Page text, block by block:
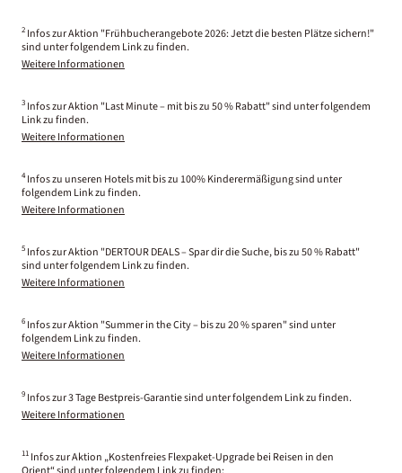
2 Infos zur Aktion "Frühbucherangebote 2026: Jetzt die besten Plätze sichern!"
sind unter folgendem Link zu finden.
Weitere Informationen
3 Infos zur Aktion "Last Minute – mit bis zu 50 % Rabatt" sind unter folgendem
Link zu finden.
Weitere Informationen
4 Infos zu unseren Hotels mit bis zu 100% Kinderermäßigung sind unter
folgendem Link zu finden.
Weitere Informationen
5 Infos zur Aktion "DERTOUR DEALS – Spar dir die Suche, bis zu 50 % Rabatt"
sind unter folgendem Link zu finden.
Weitere Informationen
6 Infos zur Aktion "Summer in the City – bis zu 20 % sparen" sind unter
folgendem Link zu finden.
Weitere Informationen
9 Infos zur 3 Tage Bestpreis-Garantie sind unter folgendem Link zu finden.
Weitere Informationen
11 Infos zur Aktion „Kostenfreies Flexpaket-Upgrade bei Reisen in den